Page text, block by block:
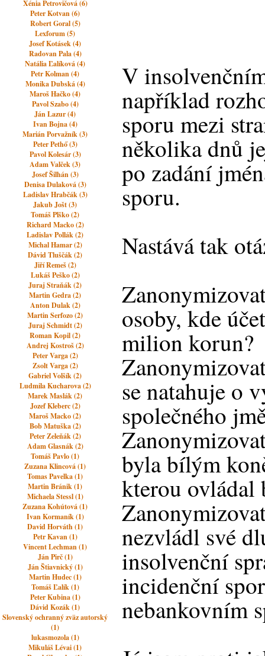
Xénia Petrovičová (6)
Peter Kotvan (6)
Robert Goral (5)
Lexforum (5)
Josef Kotásek (4)
Radovan Pala (4)
Natália Ľalíková (4)
Petr Kolman (4)
Monika Dubská (4)
Maroš Hačko (4)
Pavol Szabo (4)
Ján Lazur (4)
Ivan Bojna (4)
Marián Porvažník (3)
Peter Pethő (3)
Pavol Kolesár (3)
Adam Valček (3)
Josef Šilhán (3)
Denisa Dulaková (3)
Ladislav Hrabčák (3)
Jakub Jošt (3)
Tomáš Plško (2)
Richard Macko (2)
Ladislav Pollák (2)
Michal Hamar (2)
Dávid Tluščák (2)
Jiří Remeš (2)
Lukáš Peško (2)
Juraj Straňák (2)
Martin Gedra (2)
Anton Dulak (2)
Martin Serfozo (2)
Juraj Schmidt (2)
Roman Kopil (2)
Andrej Kostroš (2)
Peter Varga (2)
Zsolt Varga (2)
Gabriel Volšík (2)
Ludmila Kucharova (2)
Marek Maslák (2)
Jozef Kleberc (2)
Maroš Macko (2)
Bob Matuška (2)
Peter Zeleňák (2)
Adam Glasnák (2)
Tomáš Pavlo (1)
Zuzana Klincová (1)
Tomas Pavelka (1)
Martin Bránik (1)
Michaela Stessl (1)
Zuzana Kohútová (1)
Ivan Kormaník (1)
David Horváth (1)
Petr Kavan (1)
Vincent Lechman (1)
Ján Pirč (1)
Ján Štiavnický (1)
Martin Hudec (1)
Tomáš Ľalík (1)
Peter Kubina (1)
Dávid Kozák (1)
Slovenský ochranný zväz autorský
(1)
lukasmozola (1)
Mikuláš Lévai (1)
V
například
sporu mezi
několika dnů
po zadání
sporu.
Nastává tak
osoby, kde
milion korun?
se natahuje o
společného
byla bílým
kterou ovládal
nezvládl své
insolvenční
incidenční
nebankovním